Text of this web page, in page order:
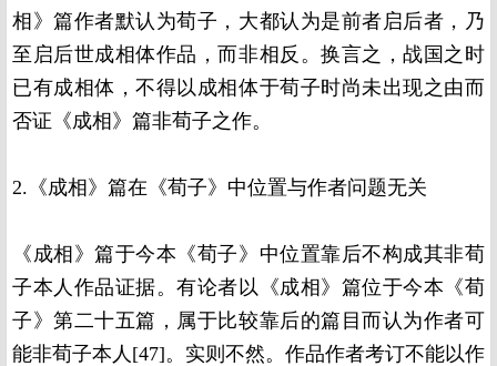
相》篇作者默认为荀子，大都认为是前者启后者，乃
至启后世成相体作品，而非相反。换言之，战国之时
已有成相体，不得以成相体于荀子时尚未出现之由而
否证《成相》篇非荀子之作。
2.《成相》篇在《荀子》中位置与作者问题无关
《成相》篇于今本《荀子》中位置靠后不构成其非荀
子本人作品证据。有论者以《成相》篇位于今本《荀
子》第二十五篇，属于比较靠后的篇目而认为作者可
能非荀子本人[47]。实则不然。作品作者考订不能以作